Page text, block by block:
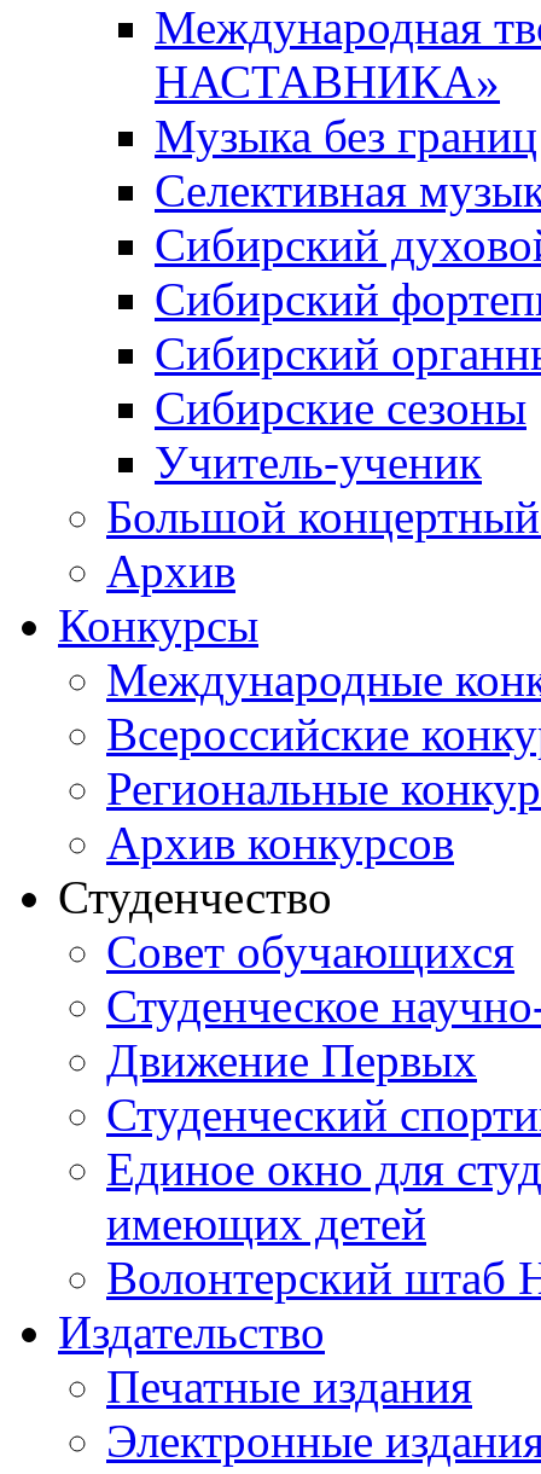
Международная
НАСТАВНИКА»
Музыка без границ
Селективная
Сибирский
Сибирский
Сибирский
Сибирские сезоны
Учитель-ученик
Большой концертный
Архив
Конкурсы
Международные
Всероссийские
Региональные
Архив конкурсов
Студенчество
Совет обучающихся
Студенческое
Движение Первых
Студенческий
Единое окно для
имеющих детей
Волонтерский штаб
Издательство
Печатные издания
Электронные